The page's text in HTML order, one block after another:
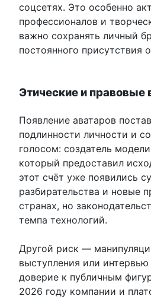
соцсетях. Это особенно
профессионалов и
важно сохранять личный
постоянного присутствия
Этические и правовые
Появление аватаров
подлинности личности и
голосом: создатель
который предоставил
этот счёт уже появились
разбирательства и новые
странах, но
темпа технологий.
Другой риск —
выступления или
доверие к публичным
2026 году компании и